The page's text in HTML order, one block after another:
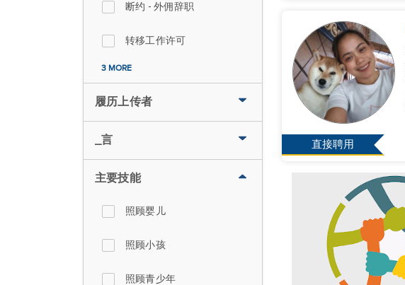
断约 - 外佣辞职
转移工作许可
3 MORE
履历上传者
_言
主要技能
照顾婴儿
照顾小孩
照顾青少年
直接聘用